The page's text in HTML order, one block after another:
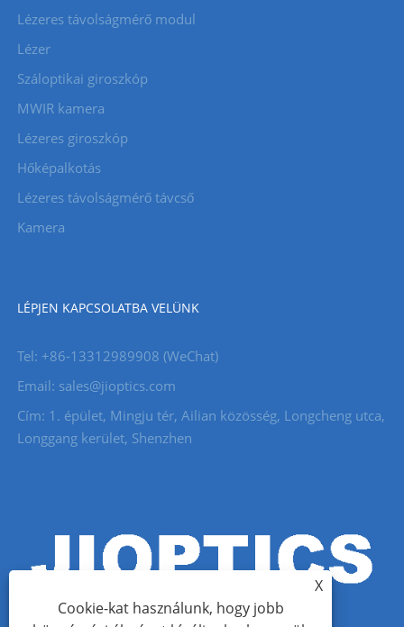
Lézeres távolságmérő modul
Lézer
Száloptikai giroszkóp
MWIR kamera
Lézeres giroszkóp
Hőképalkotás
Lézeres távolságmérő távcső
Kamera
LÉPJEN KAPCSOLATBA VELÜNK
Tel: +86-13312989908 (WeChat)
Email: sales@jioptics.com
Cím: 1. épület, Mingju tér, Ailian közösség, Longcheng utca,
Longgang kerület, Shenzhen
X
Cookie-kat használunk, hogy jobb